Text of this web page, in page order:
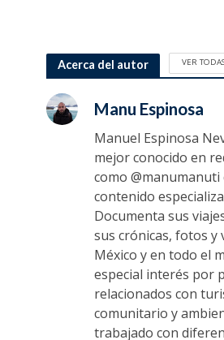
Acerca del autor VER
Manu Espinosa
Manuel Espinosa
mejor conocido en
como @manumanuti
contenido
Documenta sus
sus crónicas, fotos y
México y en todo el
especial interés por
relacionados con
comunitario y
trabajado con